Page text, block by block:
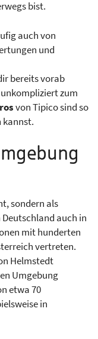
bist.
auch von
und
bereits vorab
zum
von Tipico sind so
kannst.
sondern als
auch in
mit hunderten
vertreten.
Helmstedt
Umgebung
etwa 70
in